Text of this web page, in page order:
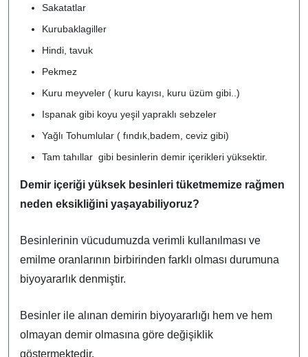
Sakatatlar
Kurubaklagiller
Hindi, tavuk
Pekmez
Kuru meyveler ( kuru kayısı, kuru üzüm gibi..)
Ispanak gibi koyu yeşil yapraklı sebzeler
Yağlı Tohumlular ( fındık,badem, ceviz gibi)
Tam tahıllar gibi besinlerin demir içerikleri yüksektir.
Demir içeriği yüksek besinleri tüketmemize rağmen
neden eksikliğini yaşayabiliyoruz?
Besinlerinin vücudumuzda verimli kullanılması ve
emilme oranlarının birbirinden farklı olması durumuna
biyoyararlık denmiştir.
Besinler ile alınan demirin biyoyararlığı hem ve hem
olmayan demir olmasına göre değişiklik
göstermektedir.